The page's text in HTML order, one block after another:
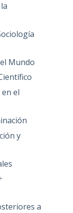
Mundo
el
y
a